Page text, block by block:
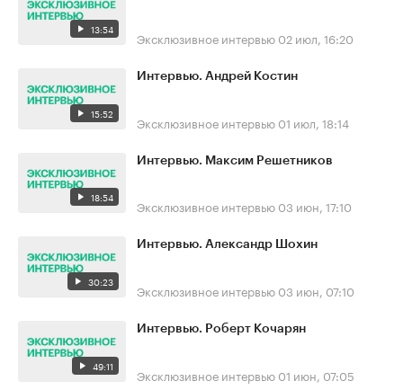
13:54 Эксклюзивное интервью 02 июл, 16:20
15:52
Интервью. Андрей Костин
Эксклюзивное интервью 01 июл, 18:14
18:54
Интервью. Максим Решетников
Эксклюзивное интервью 03 июн, 17:10
30:23
Интервью. Александр Шохин
Эксклюзивное интервью 03 июн, 07:10
49:11
Интервью. Роберт Кочарян
Эксклюзивное интервью 01 июн, 07:05